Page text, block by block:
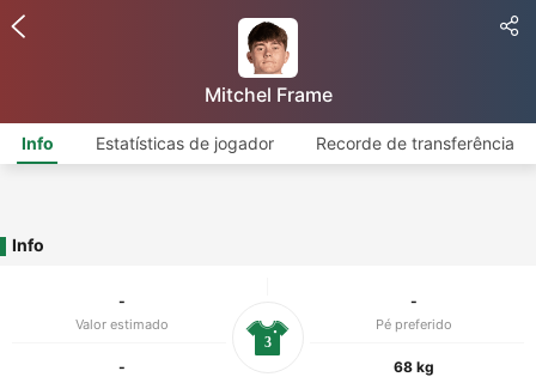
Mitchel Frame
Info Estatísticas de jogador Recorde de transferência
Info
-
Valor estimado
-
Pé preferido
- 68 kg
3